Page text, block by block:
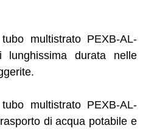
multistrato PEXB-AL-
durata nelle
multistrato PEXB-AL-
di acqua potabile e